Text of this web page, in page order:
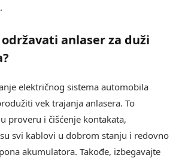
održavati anlaserza duži
električnog sistema automobila
vek trajanja anlasera. To
proveru i čišćenje kontakata,
svi kablovi u dobrom stanju i redovno
akumulatora. Takođe, izbegavajte